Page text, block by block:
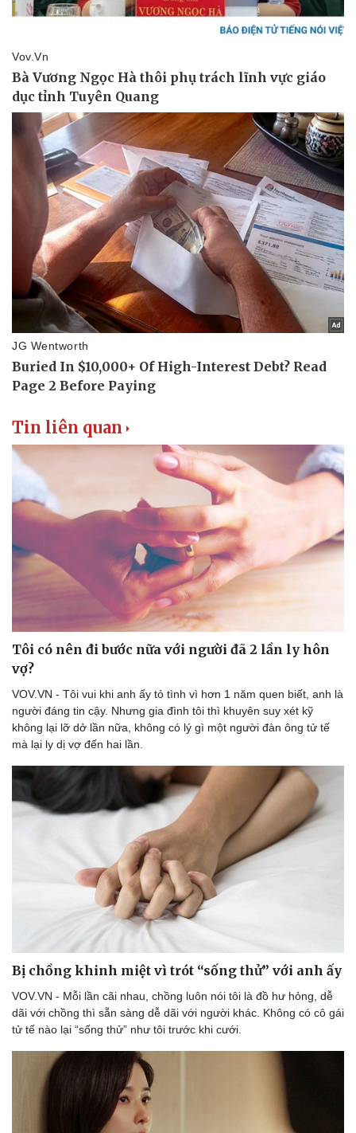
Thể thao
Bóng đá
Lịch thi đấu bóng đá
Thế giới thể thao
eSports
Hậu trường
Ô tô - Xe máy
Xe máy
Tư vấn
Doanh nghiệp
Thông tin doanh nghiệp
Doanh nghiệp 24h
Doanh nhân
Vì cộng đồng
Công nghệ
Sành điệu
Trải nghiệm
Tin liên quan
Tôi có nên đi bước nữa với người đã 2 lần ly hôn
vợ?
VOV.VN - Tôi vui khi anh ấy tỏ tình vì hơn 1 năm quen biết, anh là
người đáng tin cậy. Nhưng gia đình tôi thì khuyên suy xét kỹ
không lại lỡ dở lần nữa, không có lý gì một người đàn ông tử tế
mà lại ly dị vợ đến hai lần.
Bị chồng khinh miệt vì trót “sống thử” với anh ấy
VOV.VN - Mỗi lần cãi nhau, chồng luôn nói tôi là đồ hư hỏng, dễ
dãi với chồng thì sẵn sàng dễ dãi với người khác. Không có cô gái
tử tế nào lại “sống thử” như tôi trước khi cưới.